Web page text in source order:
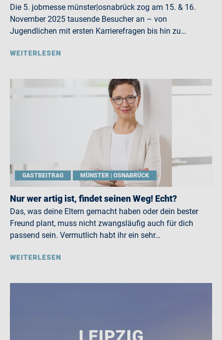
Die 5. jobmesse münster|osnabrück zog am 15. & 16.
November 2025 tausende Besucher an – von
Jugendlichen mit ersten Karrierefragen bis hin zu…
WEITERLESEN
GASTBEITRAG MÜNSTER | OSNABRÜCK
Nur wer artig ist, findet seinen Weg! Echt?
Das, was deine Eltern gemacht haben oder dein bester
Freund plant, muss nicht zwangsläufig auch für dich
passend sein. Vermutlich habt ihr ein sehr…
WEITERLESEN